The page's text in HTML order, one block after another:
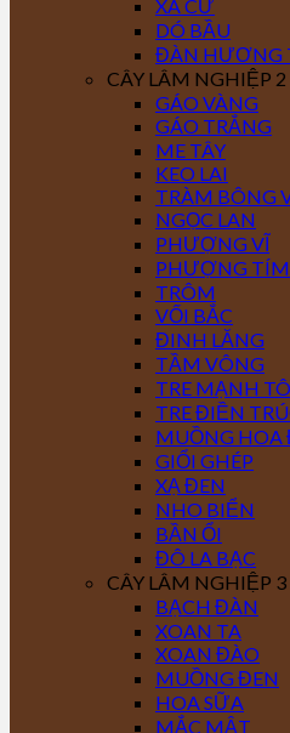
XÀ CỪ
DÓ BẦU
ĐÀN HƯƠNG
CÂY LÂM NGHIỆP 2
GÁO VÀNG
GÁO TRẮNG
ME TÂY
KEO LAI
TRÀM BÔNG
NGỌC LAN
PHƯỢNG VĨ
PHƯỢNG TÍM
TRÔM
VỐI BẮC
ĐINH LĂNG
TẦM VÔNG
TRE MẠNH
TRE ĐIỀN
MUỒNG HOA
GIỔI GHÉP
XẠ ĐEN
NHO BIỂN
BẦN ỔI
ĐÔ LA BẠC
CÂY LÂM NGHIỆP 3
BẠCH ĐÀN
XOAN TA
XOAN ĐÀO
MUỒNG ĐEN
HOA SỮA
MẮC MẬT